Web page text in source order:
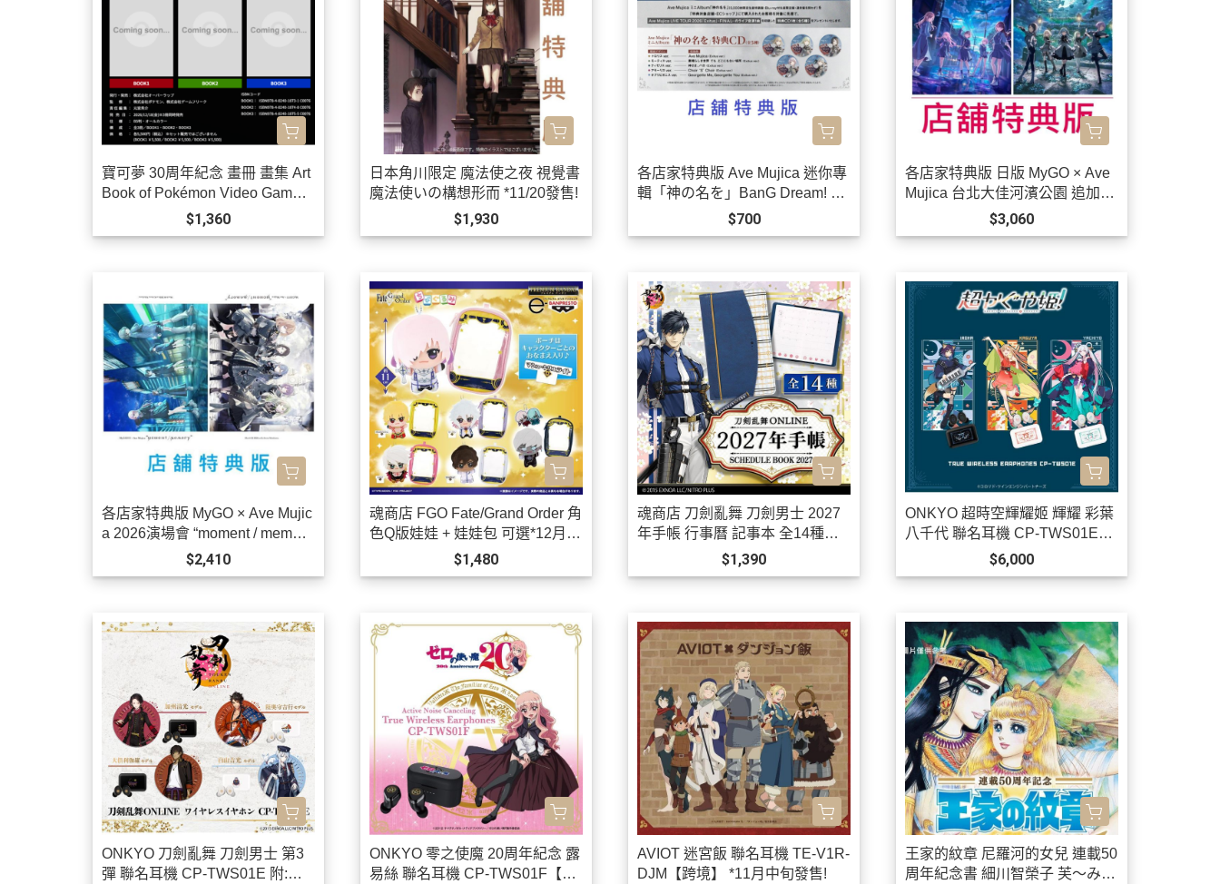
寶可夢 30周年紀念 畫冊 畫集 Art
Book of Pokémon Video Games
developed by GAME FREAK BO
OK 1、2、3 *12/18發售!
$1,360
日本角川限定 魔法使之夜 視覺書
魔法使いの構想形而 *11/20發售!
$1,930
各店家特典版 Ave Mujica 迷你專
輯「神の名を」BanG Dream! *1
0/21發售! 早期0903
$700
各店家特典版 日版 MyGO × Ave
Mujica 台北大佳河濱公園 追加公
演 2026演唱會 藍光BD BanG Dr
eam! *1/27發售! 早期1202截止
$3,060
各店家特典版 MyGO × Ave Mujic
a 2026演場會 “moment / memor
y” 藍光BD 特裝盤 BanG Dream!
*9/30發售!
$2,410
魂商店 FGO Fate/Grand Order 角
色Q版娃娃 + 娃娃包 可選*12月發
$1,480
魂商店 刀劍亂舞 刀劍男士 2027
年手帳 行事曆 記事本 全14種可
選 *12月發售!$1,390
ONKYO 超時空輝耀姬 輝耀 彩葉
八千代 聯名耳機 CP-TWS01E
【跨境】0826*11月中旬發售!
$6,000
ONKYO 刀劍亂舞 刀劍男士 第3
彈 聯名耳機 CP-TWS01E 附:束
ONKYO 零之使魔 20周年紀念 露
易絲 聯名耳機 CP-TWS01F【跨
AVIOT 迷宮飯 聯名耳機 TE-V1R-
DJM【跨境】 *11月中旬發售!
王家的紋章 尼羅河的女兒 連載50
周年紀念書 細川智榮子 芙〜みん